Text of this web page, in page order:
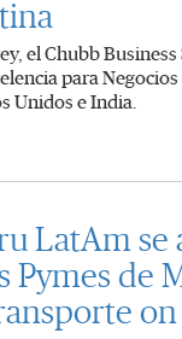
el Chubb Business
para
Unidos e India.
LatAm se
Pymes de